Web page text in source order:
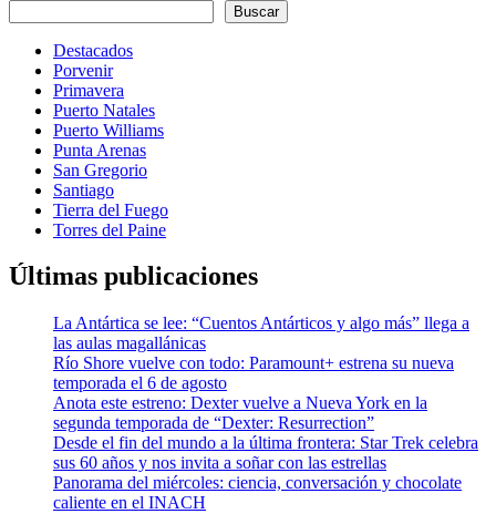
Buscar
Destacados
Porvenir
Primavera
Puerto Natales
Puerto Williams
Punta Arenas
San Gregorio
Santiago
Tierra del Fuego
Torres del Paine
Últimas publicaciones
La Antártica se lee: “Cuentos Antárticos y algo más” llega a
las aulas magallánicas
Río Shore vuelve con todo: Paramount+ estrena su nueva
temporada el 6 de agosto
Anota este estreno: Dexter vuelve a Nueva York en la
segunda temporada de “Dexter: Resurrection”
Desde el fin del mundo a la última frontera: Star Trek celebra
sus 60 años y nos invita a soñar con las estrellas
Panorama del miércoles: ciencia, conversación y chocolate
caliente en el INACH